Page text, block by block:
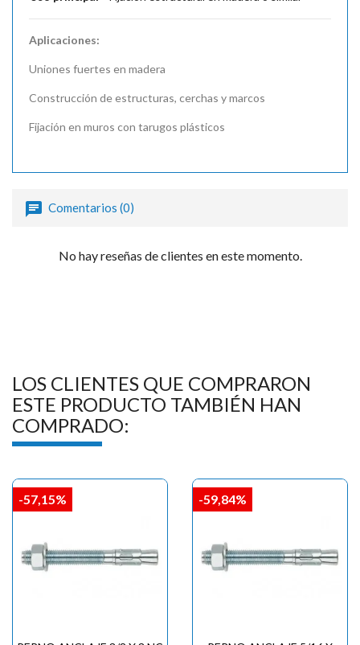
Aplicaciones:
Uniones fuertes en madera
Construcción de estructuras, cerchas y marcos
Fijación en muros con tarugos plásticos
Comentarios (0)
No hay reseñas de clientes en este momento.
LOS CLIENTES QUE COMPRARON
ESTE PRODUCTO TAMBIÉN HAN
COMPRADO:
-57,15% -59,84%